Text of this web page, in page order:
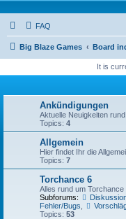
FAQ
Big Blaze Games Board
It is
Ankündigungen
Aktuelle Neuigkeiten
Topics: 4
Allgemein
Hier findet Ihr die
Topics: 7
Torchance 6
Alles rund um
Subforums:
Fehler/Bugs
Topics: 53